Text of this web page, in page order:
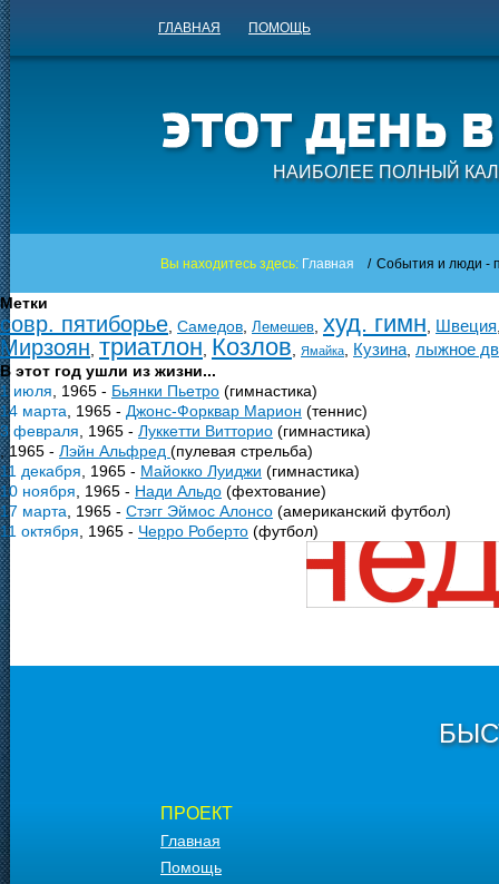
ГЛАВНАЯ ПОМОЩЬ
НАИБОЛЕЕ ПОЛНЫЙ
Вы находитесь здесь: Главная / События и люди -
Метки
совр. пятиборье Самедов Лемешев худ. гимн Швеция
Мирзоян триатлон Козлов Ямайка Кузина лыжное
В этот год ушли из жизни...
1 июля , 1965 - Бьянки Пьетро (гимнастика)
14 марта , 1965 - Джонс-Форквар Марион (теннис)
3 февраля , 1965 - Луккетти Витторио (гимнастика)
, 1965 - Лэйн Альфред (пулевая стрельба)
11 декабря , 1965 - Майокко Луиджи (гимнастика)
10 ноября , 1965 - Нади Альдо (фехтование)
17 марта , 1965 - Стэгг Эймос Алонсо (американский футбол)
11 октября , 1965 - Черро Роберто (футбол)
ПРОЕКТ
Главная
Помощь